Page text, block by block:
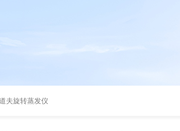
夫旋转蒸发仪